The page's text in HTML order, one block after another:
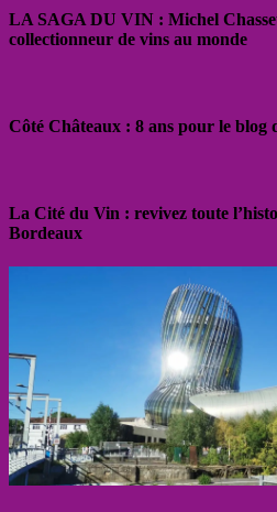
LA SAGA DU VIN : Michel
collectionneur de vins au monde
Côté Châteaux : 8 ans pour le blog
La Cité du Vin : revivez toute
Bordeaux